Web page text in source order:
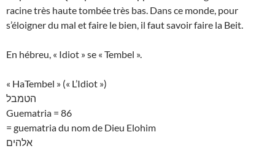
racine très haute tombée très bas. Dans ce monde, pour
s’éloigner du mal et faire le bien, il faut savoir faire la Beit.
En hébreu, « Idiot » se « Tembel ».
« HaTembel » (« L’Idiot »)
הטמבל
Guematria = 86
= guematria du nom de Dieu Elohim
אלהים